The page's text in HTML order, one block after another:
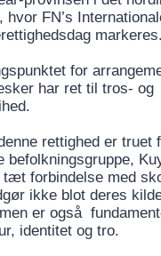
hvor FN’s
markeres.
for
har ret til tros- og
rettighed er truet
befolkningsgruppe,
tæt forbindelse med
ikke blot deres
er også
identitet og tro.